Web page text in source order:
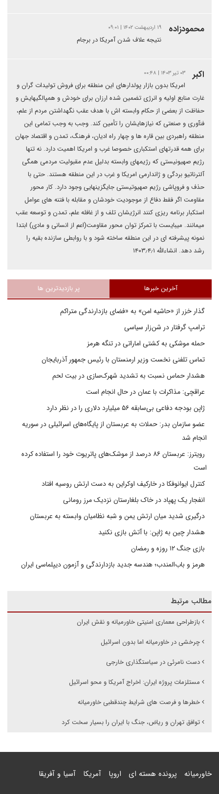
محمودزاده ۱۹ اردیبهشت ۱۴۰۲ | ۰۹:۰۱
نتیجه علاف شدن آمریکا در برجام
اکبر ۰۳ تیر ۱۴۰۳ | ۰۰:۴۸
امریکا بدون بازار پولدارهای این منطقه برای فروش تولیدات گران و
غارت منابع اولیه و انرژی تضمین شده ارزان برای خودش و همپالگیهایش و
حفاظت از بعضی از حکام وابسته اش با هدف عقب نگهداشتن مردم از علم،
فنآوری و صنعتی که نیازهایشان را تأمین کند. وجب به وجب تمامی این
منطقه راهبردی بین قاره ها و چهار راه ادیان، فرهنگ، تمدن و اقتصاد جهان
برای همه قدرتهای استکباری خصوصا غرب و امریکا اهمیت دارد. نه تنها
رژیم صهیونیستی که رژیمهای وابسته بدلیل عدم مقبولیت مردمی همگی
آلترناتیو بردگی و ژاندارمی امریکا و غرب در این منطقه هستند. حتی با
حذف و فروپاشی رژیم صهیوتیستی جایگزینهایی وجود دارد. کار محور
مقاومت اگر فقط دفاع از موجودیت خودشان و مقابله با فتنه های عوامل
استکبار برنامه ریزی کنند انرژیشان تلف و از غافله علم، تمدن و توسعه عقب
میمانند. میبایست با تمرکز توان محور مقاومت(اعم از انسانی و مادی) ابتدا
نمونه پیشرفته ای در این منطقه ساخته شود و با روابطی ‌‌سازنده بقیه را
رشد دهد. انشاءالله ۱۴۰۳٫۴٫۱
آخرین خبرها پر بازدیدترین ها
گذار خزر از «حاشیه امن» به «فضای بازدارندگی متراکم
ترامپ گرفتار در شن‌زار سیاسی
حمله موشکی به کشتی اماراتی در تنگه هرمز
تماس تلفنی نخست وزیر ارمنستان با رئیس جمهور آذربایجان
هشدار حماس نسبت به تشدید شهرک‌سازی در بیت‌ لحم
عراقچی: مذاکرات با عمان در حال انجام است
ژاپن بودجه دفاعی بی‌سابقه ۵۶ میلیارد دلاری را در نظر دارد
عضو سازمان بدر: حملات به عربستان از پایگاه‌های اسرائیلی در سوریه
انجام شد
رویترز: عربستان ۸۶ درصد از موشک‌های پاتریوت خود را استفاده کرده
است
کنترل ایوانوفکا در خارکیف اوکراین به دست ارتش روسیه افتاد
انفجار یک پهپاد در خاک بلغارستان نزدیک مرز رومانی
درگیری شدید میان ارتش یمن و شبه نظامیان وابسته به عربستان
هشدار چین به ژاپن: با آتش بازی نکنید
بازی جنگ ۱۲ روزه و رمضان
هرمز و باب‌المندب؛ هندسه جدید بازدارندگی و آزمون دیپلماسی ایران
مطالب مرتبط
بازطراحی معماری امنیتی خاورمیانه و نقش ایران
چرخشی در خاورمیانه اما بدون اسرائیل
دست نامرئی در سیاستگذاری خارجی
مستلزمات پروژه ایران: اخراج آمریکا و محو اسرائیل
خطرها و فرصت های شرایط چندقطبی خاورمیانه
توافق تهران و ریاض، جنگ با ایران را بسیار سخت کرد
خاورمیانه پرونده هسته ای اروپا آمریکا آسیا و آفریقا